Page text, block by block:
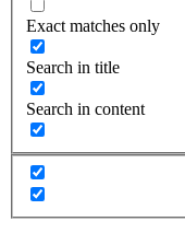
Exact matches only
Search in title
Search in content